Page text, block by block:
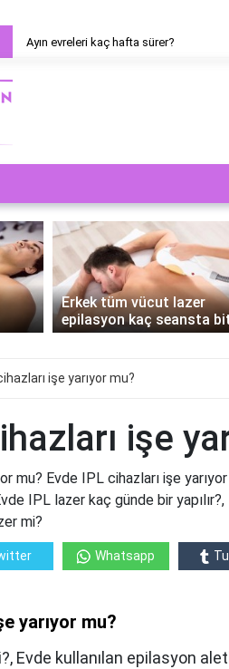
Ayın evreleri kaç hafta sürer?
Erkek tüm vücut lazer
epilasyon kaç seansta
işe yarıyor mu?
işe
mu? Evde IPL cihazları işe
IPL lazer kaç günde bir
mi?
Whatsapp
yarıyor mu?
Evde kullanılan epilasyon